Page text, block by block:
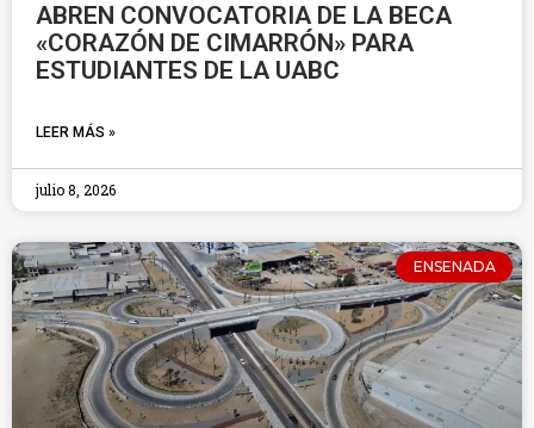
ABREN CONVOCATORIA DE LA BECA
«CORAZÓN DE CIMARRÓN» PARA
ESTUDIANTES DE LA UABC
LEER MÁS »
julio 8, 2026
ENSENADA